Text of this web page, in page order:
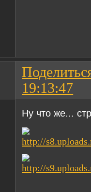
19:13:47
Ну что же...